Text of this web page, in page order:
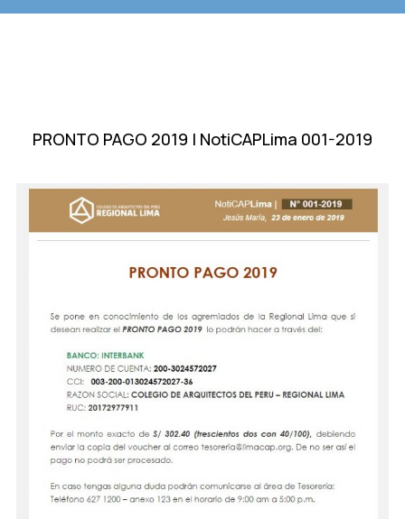
PRONTO PAGO 2019 | NotiCAPLima 001-2019